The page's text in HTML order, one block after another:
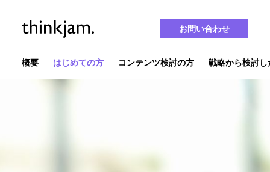
概要 はじめての方 コンテンツ検討の方 戦略から検討し
お問い合わせ